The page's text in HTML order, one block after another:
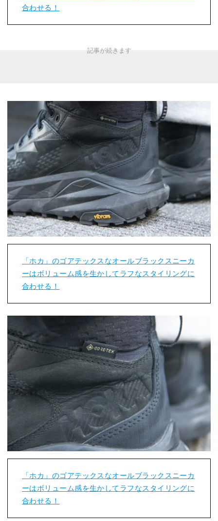
合わせる！
「ホカ」のゴアテックスなオールブラックスニーカ
ーはボリューム感を生かしてラフなスタイリングに
合わせる！
「ホカ」のゴアテックスなオールブラックスニーカ
ーはボリューム感を生かしてラフなスタイリングに
合わせる！